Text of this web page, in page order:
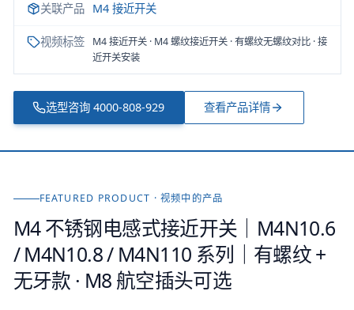
关联产品 M4 接近开关
视频标签
M4 接近开关 · M4 螺纹接近开关 · 有螺纹无螺纹对比 · 接
近开关安装
选型咨询 4000-808-929 查看产品详情
FEATURED PRODUCT · 视频中的产品
M4 不锈钢电感式接近开关｜M4N10.6
/ M4N10.8 / M4N110 系列｜有螺纹 +
无牙款 · M8 航空插头可选